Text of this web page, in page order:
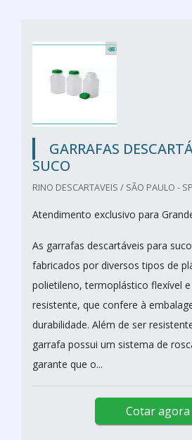
GARRAFAS
SUCO
RINO DESCARTAVEIS / SÃO PAULO - SP
Atendimento exclusivo para
As garrafas descartáveis para
fabricados por diversos tipos de
polietileno, termoplástico flexível
resistente, que confere à
durabilidade. Além de ser
garrafa possui um sistema de
garante que o...
Cotar agora